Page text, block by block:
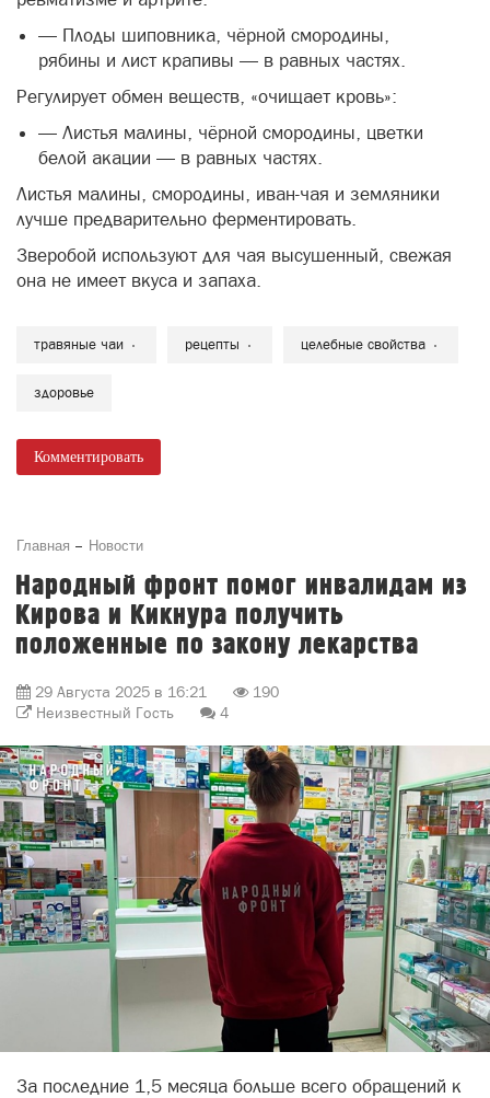
— Плоды шиповника, чёрной смородины,
рябины и лист крапивы — в равных частях.
Регулирует обмен веществ, «очищает кровь»:
— Листья малины, чёрной смородины, цветки
белой акации — в равных частях.
Листья малины, смородины, иван-чая и земляники
лучше предварительно ферментировать.
Зверобой используют для чая высушенный, свежая
она не имеет вкуса и запаха.
травяные чаи рецепты целебные свойства
здоровье
Комментировать
Главная Новости
Народный фронт помог инвалидам из
Кирова и Кикнура получить
положенные по закону лекарства
29 Августа 2025 в 16:21
190
Неизвестный Гость
4
За последние 1,5 месяца больше всего обращений к